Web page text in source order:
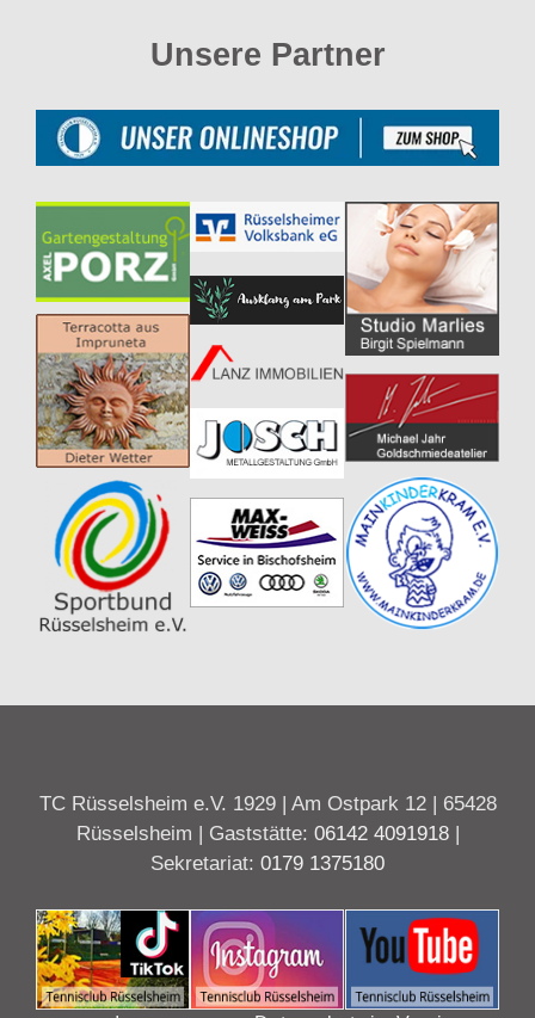
Unsere Partner
TC Rüsselsheim e.V. 1929 | Am Ostpark 12 | 65428
Rüsselsheim | Gaststätte: 06142 4091918|
Sekretariat: 0179 1375180